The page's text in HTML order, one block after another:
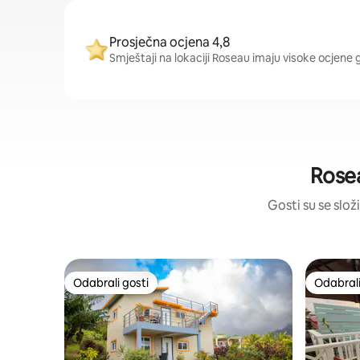
Prosječna ocjena 4,8
Smještaji na lokaciji Roseau imaju visoke
Gosti su se
Odabrali gosti
Odabrali gosti